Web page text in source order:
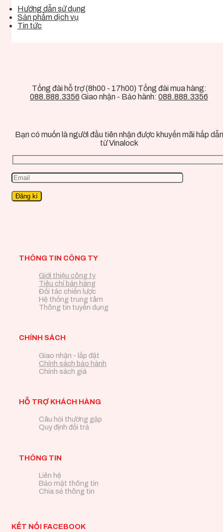
Hướng dẫn sử dụng
Sản phẩm dịch vụ
Tin tức
Tổng đài hỗ trợ (8h00 - 17h00) Tổng đài mua hàng:
088.888.3356 Giao nhận - Bảo hành: 088.888.3356
Bạn có muốn là người đầu tiên nhận được khuyến mãi hấp dẫn
từ Vinalock
THÔNG TIN CÔNG TY
Giới thiệu công ty
Tiêu chí bán hàng
Đối tác chiến lược
Hệ thống trung tâm
Thông tin tuyển dụng
CHÍNH SÁCH
Giao nhận - lắp đặt
Chính sách bảo hành
Chính sách giá
HỖ TRỢ KHÁCH HÀNG
Câu hỏi thường gặp
Quy định đổi trả
THÔNG TIN
Liên hệ
Bảo mật thông tin
Chia sẻ thông tin
KẾT NỐI FACEBOOK